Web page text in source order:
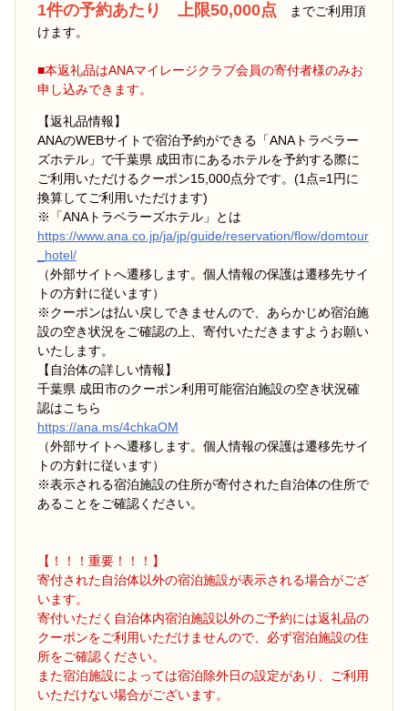
1件の予約あたり 上限50,000点
までご利用頂
けます。
■本返礼品はANAマイレージクラブ会員の寄付者様のみお
申し込みできます。
【返礼品情報】
ANAのWEBサイトで宿泊予約ができる「ANAトラベラー
ズホテル」で千葉県 成田市にあるホテルを予約する際に
ご利用いただけるクーポン15,000点分です。(1点=1円に
換算してご利用いただけます)
※「ANAトラベラーズホテル」とは
https://www.ana.co.jp/ja/jp/guide/reservation/flow/domtour
_hotel/
（外部サイトへ遷移します。個人情報の保護は遷移先サイ
トの方針に従います）
※クーポンは払い戻しできませんので、あらかじめ宿泊施
設の空き状況をご確認の上、寄付いただきますようお願い
いたします。
【自治体の詳しい情報】
千葉県 成田市のクーポン利用可能宿泊施設の空き状況確
認はこちら
https://ana.ms/4chkaOM
（外部サイトへ遷移します。個人情報の保護は遷移先サイ
トの方針に従います）
※表示される宿泊施設の住所が寄付された自治体の住所で
あることをご確認ください。
【！！！重要！！！】
寄付された自治体以外の宿泊施設が表示される場合がござ
います。
寄付いただく自治体内宿泊施設以外のご予約には返礼品の
クーポンをご利用いただけませんので、必ず宿泊施設の住
所をご確認ください。
また宿泊施設によっては宿泊除外日の設定があり、ご利用
いただけない場合がございます。